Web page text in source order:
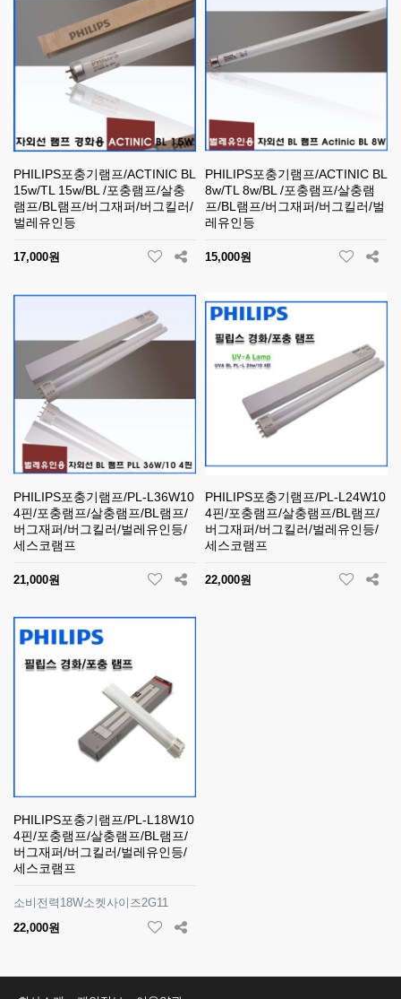
PHILIPS포충기램프/ACTINIC BL
15w/TL 15w/BL /포충램프/살충
램프/BL램프/버그재퍼/버그킬러/
벌레유인등
17,000원
PHILIPS포충기램프/ACTINIC BL
8w/TL 8w/BL /포충램프/살충램
프/BL램프/버그재퍼/버그킬러/벌
레유인등
15,000원
PHILIPS포충기램프/PL-L36W10
4핀/포충램프/살충램프/BL램프/
버그재퍼/버그킬러/벌레유인등/
세스코램프
21,000원
PHILIPS포충기램프/PL-L24W10
4핀/포충램프/살충램프/BL램프/
버그재퍼/버그킬러/벌레유인등/
세스코램프
22,000원
PHILIPS포충기램프/PL-L18W10
4핀/포충램프/살충램프/BL램프/
버그재퍼/버그킬러/벌레유인등/
세스코램프
소비전력18W소켓사이즈2G11
22,000원